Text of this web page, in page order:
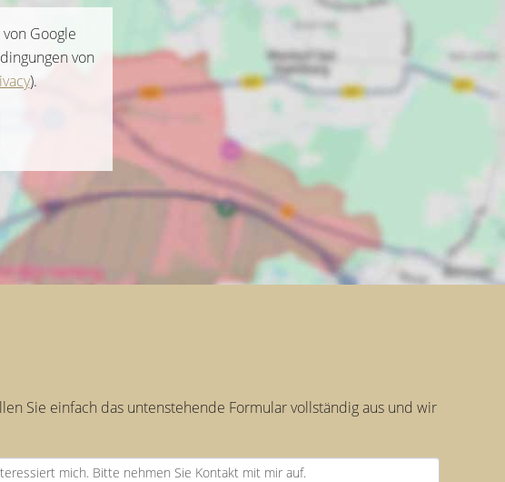
Google
von
).
Sie einfach das untenstehende Formular vollständig aus und wir